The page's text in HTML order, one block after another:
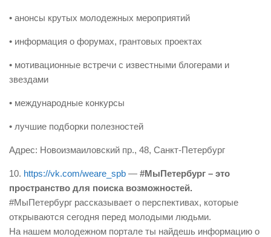
• анонсы крутых молодежных мероприятий
• информация о форумах, грантовых проектах
• мотивационные встречи с известными блогерами и
звездами
• международные конкурсы
• лучшие подборки полезностей
Адрес: Новоизмаиловский пр., 48, Санкт-Петербург
10. https://vk.com/weare_spb — #МыПетербург – это
пространство для поиска возможностей.
#МыПетербург рассказывает о перспективах, которые
открываются сегодня перед молодыми людьми.
На нашем молодежном портале ты найдешь информацию о